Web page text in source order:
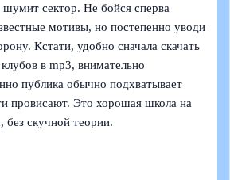
сектор. Не бойся сперва
мотивы, но постепенно уводи
Кстати, удобно сначала скачать
в mp3, внимательно
публика обычно подхватывает
провисают. Это хорошая школа на
без скучной теории.